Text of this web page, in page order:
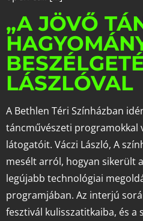
„A JÖVŐ
LÁSZLÓVAL
A Bethlen Téri Színházban
táncművészeti programokkal
látogatóit. Váczi László, A
mesélt arról, hogyan sikerült
legújabb technológiai
programjában. Az interjú
fesztivál kulisszatitkaiba, és